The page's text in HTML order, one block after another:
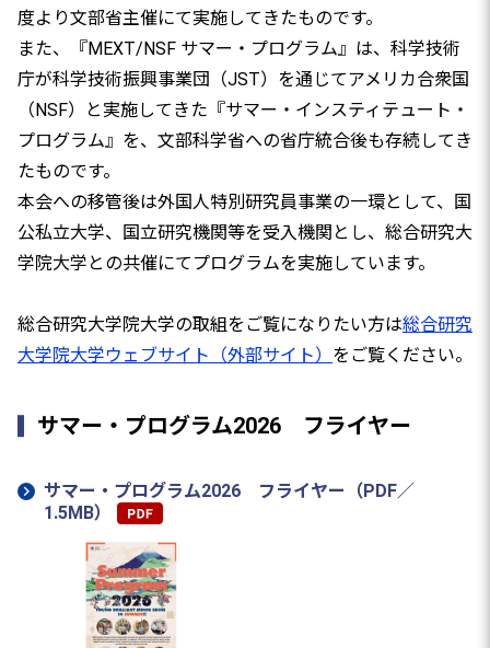
度より文部省主催にて実施してきたものです。
また、『MEXT/NSF サマー・プログラム』は、科学技術
庁が科学技術振興事業団（JST）を通じてアメリカ合衆国
（NSF）と実施してきた『サマー・インスティテュート・
プログラム』を、文部科学省への省庁統合後も存続してき
たものです。
本会への移管後は外国人特別研究員事業の一環として、国
公私立大学、国立研究機関等を受入機関とし、総合研究大
学院大学との共催にてプログラムを実施しています。
総合研究大学院大学の取組をご覧になりたい方は総合研究
大学院大学ウェブサイト（外部サイト） をご覧ください。
サマー・プログラム2026 フライヤー
サマー・プログラム2026 フライヤー（PDF／
1.5MB）